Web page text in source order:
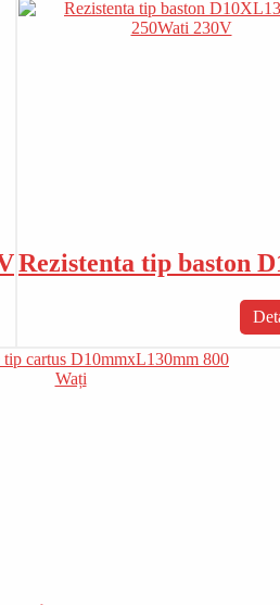
Rezistenta tip baston